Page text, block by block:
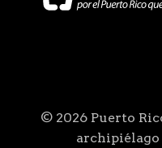
© 2026 Puerto